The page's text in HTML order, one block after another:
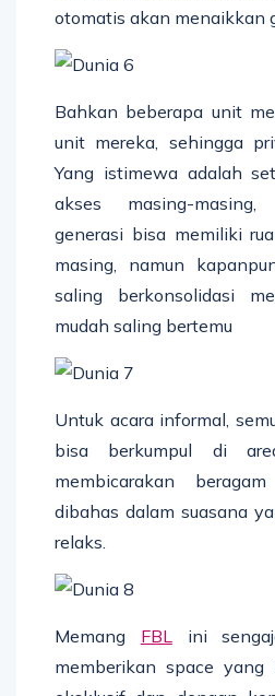
otomatis akan menaikkan
Bahkan beberapa unit
unit mereka, sehingga
Yang istimewa adalah
akses masing-
generasi bisa memiliki
masing, namun
saling berkonsolidasi
mudah saling bertemu
Untuk acara informal,
bisa berkumpul di
membicarakan
dibahas dalam suasana
relaks.
Memang FBLini
memberikan space